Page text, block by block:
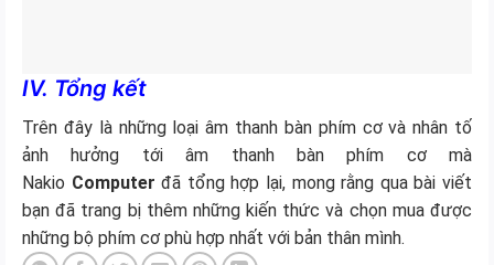
IV. Tổng kết
Trên đây là những loại âm thanh bàn phím cơ và nhân tố
ảnh hưởng tới âm thanh bàn phím cơ mà
Nakio Computer đã tổng hợp lại, mong rằng qua bài viết
bạn đã trang bị thêm những kiến thức và chọn mua được
những bộ phím cơ phù hợp nhất với bản thân mình.